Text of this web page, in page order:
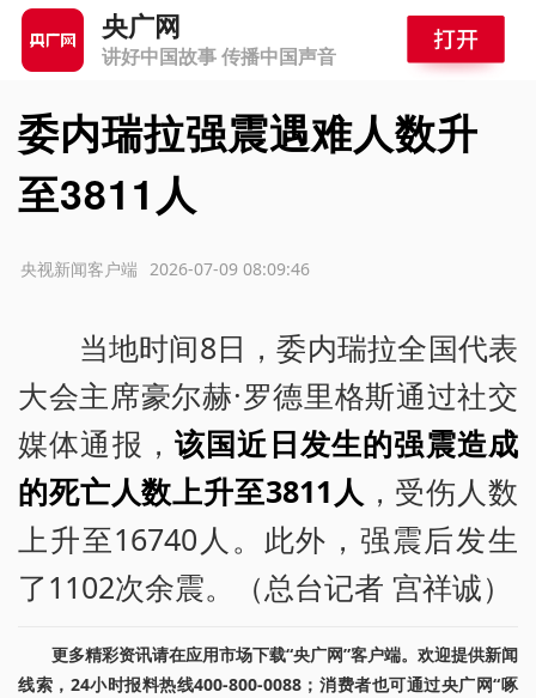
央广网
讲好中国故事 传播中国声音
委内瑞拉强震遇难人数升
至3811人
2026-07-09 08:09:46
央视新闻客户端
当地时间8日，委内瑞拉全国代表
大会主席豪尔赫·罗德里格斯通过社交
媒体通报， 该国近日发生的强震造成
的死亡人数上升至3811人 ，受伤人数
上升至16740人。此外，强震后发生
了1102次余震。（总台记者 宫祥诚）
更多精彩资讯请在应用市场下载“央广网”客户端。欢迎提供新闻
线索，24小时报料热线400-800-0088；消费者也可通过央广网“啄